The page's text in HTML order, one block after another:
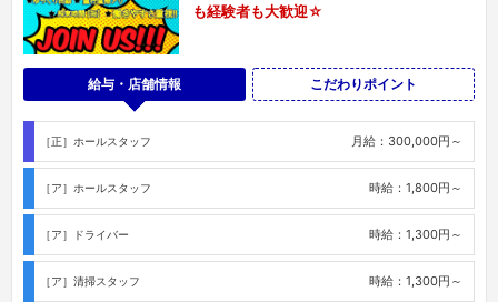
も経験者も大歓迎☆
給与・店舗情報 こだわりポイント
［正］ホールスタッフ 月給：300,000円～
［ア］ホールスタッフ 時給：1,800円～
［ア］ドライバー 時給：1,300円～
［ア］清掃スタッフ 時給：1,300円～